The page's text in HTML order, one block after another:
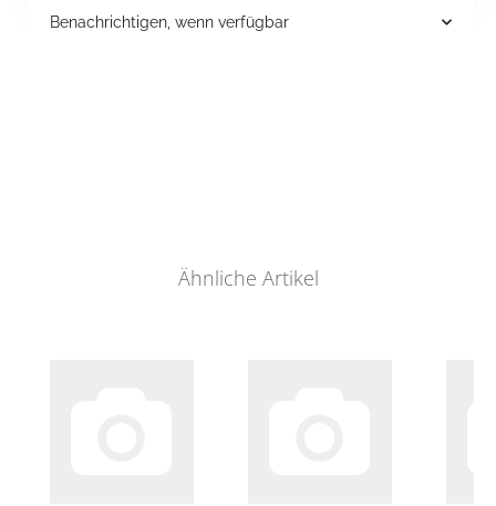
Benachrichtigen, wenn verfügbar
Ähnliche Artikel